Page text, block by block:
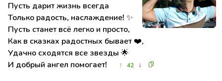
Пусть дарит жизнь всегда
Только радость, наслаждение! ✨
Пусть станет всё легко и просто,
Как в сказках радостных бывает ❤️,
Удачно сходятся все звезды 🌟
И добрый ангел помогает!
↑ 42 ↓